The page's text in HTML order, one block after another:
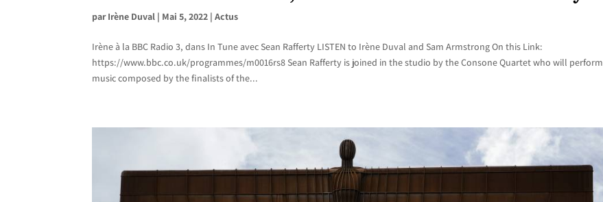
parIrène Duval | Mai 5, 2022 |Actus
Irène à la BBC Radio 3, dans In Tune avec Sean Rafferty LISTEN to Irène Duval and Sam Armstrong On this Link:
https://www.bbc.co.uk/programmes/m0016rs8 Sean Rafferty is joined in the studio by the Consone Quartet who will perform
music composed by the finalists of the...